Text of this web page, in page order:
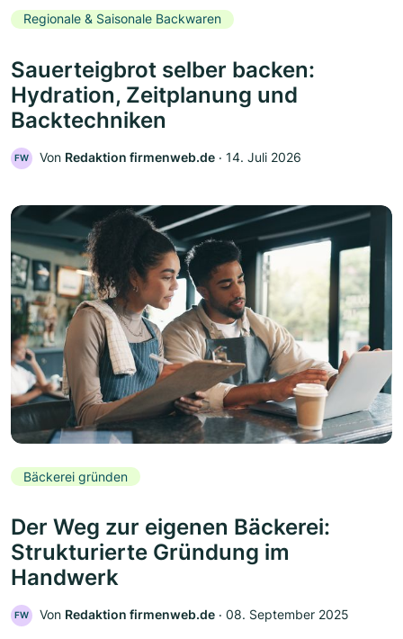
Regionale & Saisonale Backwaren
Sauerteigbrot selber backen:
Hydration, Zeitplanung und
Backtechniken
FW Von Redaktion firmenweb.de ‧ 14. Juli 2026
Bäckerei gründen
Der Weg zur eigenen Bäckerei:
Strukturierte Gründung im
Handwerk
FW Von Redaktion firmenweb.de ‧ 08. September 2025